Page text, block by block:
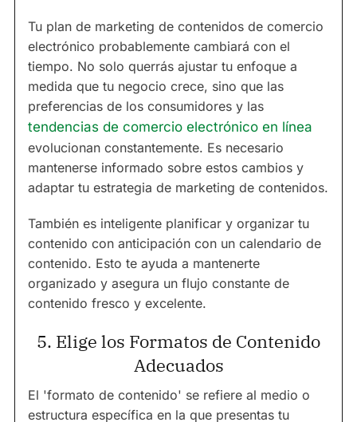
Tu plan de marketing de contenidos de comercio
electrónico probablemente cambiará con el
tiempo. No solo querrás ajustar tu enfoque a
medida que tu negocio crece, sino que las
preferencias de los consumidores y las
tendencias de comercio electrónico en línea
evolucionan constantemente. Es necesario
mantenerse informado sobre estos cambios y
adaptar tu estrategia de marketing de contenidos.
También es inteligente planificar y organizar tu
contenido con anticipación con un calendario de
contenido. Esto te ayuda a mantenerte
organizado y asegura un flujo constante de
contenido fresco y excelente.
5. Elige los Formatos de Contenido
Adecuados
El 'formato de contenido' se refiere al medio o
estructura específica en la que presentas tu